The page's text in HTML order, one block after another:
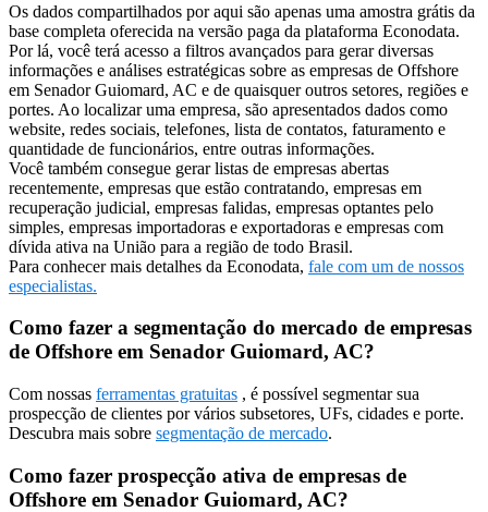
Os dados compartilhados por aqui são apenas uma amostra grátis da
base completa oferecida na versão paga da plataforma Econodata.
Por lá, você terá acesso a filtros avançados para gerar diversas
informações e análises estratégicas sobre as empresas de Offshore
em Senador Guiomard, AC e de quaisquer outros setores, regiões e
portes. Ao localizar uma empresa, são apresentados dados como
website, redes sociais, telefones, lista de contatos, faturamento e
quantidade de funcionários, entre outras informações.
Você também consegue gerar listas de empresas abertas
recentemente, empresas que estão contratando, empresas em
recuperação judicial, empresas falidas, empresas optantes pelo
simples, empresas importadoras e exportadoras e empresas com
dívida ativa na União para a região de todo Brasil.
Para conhecer mais detalhes da Econodata, fale com um de nossos
especialistas.
Como fazer a segmentação do mercado de empresas
de Offshore em Senador Guiomard, AC?
Com nossas ferramentas gratuitas , é possível segmentar sua
prospecção de clientes por vários subsetores, UFs, cidades e porte.
Descubra mais sobre segmentação de mercado.
Como fazer prospecção ativa de empresas de
Offshore em Senador Guiomard, AC?